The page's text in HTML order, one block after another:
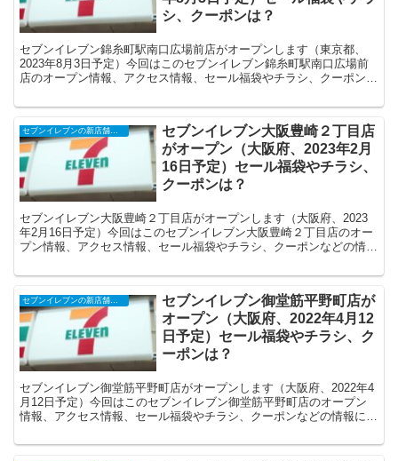
シ、クーポンは？
セブンイレブン錦糸町駅南口広場前店がオープンします（東京都、
2023年8月3日予定）今回はこのセブンイレブン錦糸町駅南口広場前
店のオープン情報、アクセス情報、セール福袋やチラシ、クーポンな
セブンイレブンの新店舗開店予定・オープンセール（福袋）、クーポンなど
セブンイレブン大阪豊崎２丁目店
がオープン（大阪府、2023年2月
16日予定）セール福袋やチラシ、
クーポンは？
セブンイレブン大阪豊崎２丁目店がオープンします（大阪府、2023
年2月16日予定）今回はこのセブンイレブン大阪豊崎２丁目店のオー
プン情報、アクセス情報、セール福袋やチラシ、クーポンなどの情報
セブンイレブン御堂筋平野町店が
オープン（大阪府、2022年4月12
日予定）セール福袋やチラシ、ク
ーポンは？
セブンイレブン御堂筋平野町店がオープンします（大阪府、2022年4
月12日予定）今回はこのセブンイレブン御堂筋平野町店のオープン
情報、アクセス情報、セール福袋やチラシ、クーポンなどの情報につ